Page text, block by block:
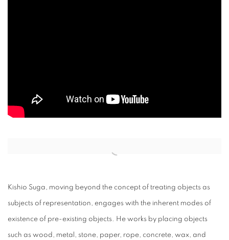
Kishio Suga, moving beyond the concept of treating objects as
subjects of representation, engages with the inherent modes of
existence of pre-existing objects. He works by placing objects
such as wood, metal, stone, paper, rope, concrete, wax, and